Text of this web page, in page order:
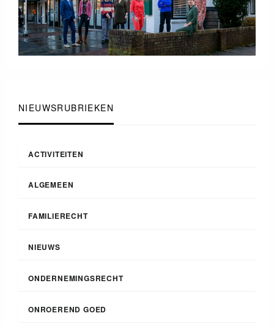
NIEUWSRUBRIEKEN
ACTIVITEITEN
ALGEMEEN
FAMILIERECHT
NIEUWS
ONDERNEMINGSRECHT
ONROEREND GOED